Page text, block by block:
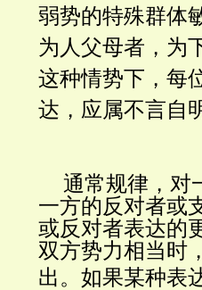
弱势的特殊群体
为人父母者，为
这种情势下，每
达，应属不言自
通常规律，对
一方的反对者或
或反对者表达的
双方势力相当时
出。如果某种表